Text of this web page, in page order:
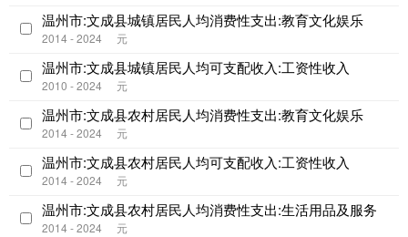
温州市:文成县城镇居民人均消费性支出:教育文化娱乐
2014 - 2024 元
温州市:文成县城镇居民人均可支配收入:工资性收入
2010 - 2024 元
温州市:文成县农村居民人均消费性支出:教育文化娱乐
2014 - 2024 元
温州市:文成县农村居民人均可支配收入:工资性收入
2014 - 2024 元
温州市:文成县农村居民人均消费性支出:生活用品及服务
2014 - 2024 元